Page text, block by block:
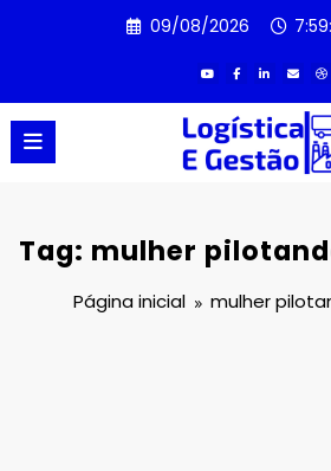
09/08/2026
Tag: mulher
Página inicial mulher